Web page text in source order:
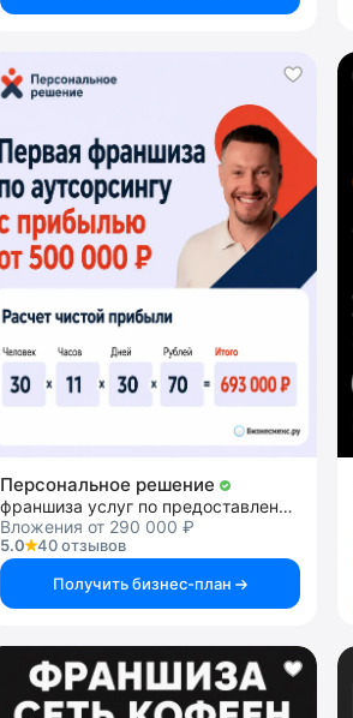
Персональное решение
франшиза услуг по предоставлению персонала
Вложения от 290 000 ₽
5.0
40 отзывов
Получить бизнес-план